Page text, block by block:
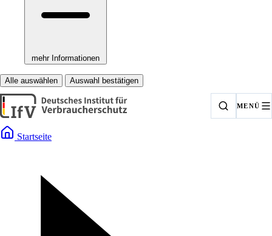
mehr Informationen
Alle auswählen Auswahl bestätigen
MENÜ
Startseite